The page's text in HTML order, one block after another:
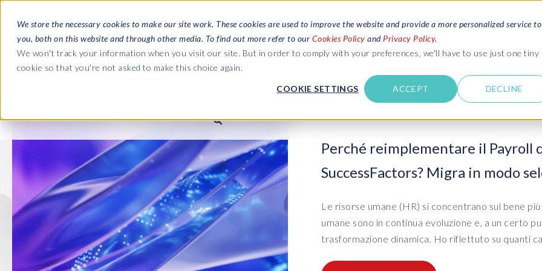
We store the necessary cookies to make our site work. These cookies are used to improve the website and provide a more personalized service to
you, both on this website and through other media. To find out more refer to our Cookies Policy and Privacy Policy.
We won't track your information when you visit our site. But in order to comply with your preferences, we'll have to use just one tiny
cookie so that you're not asked to make this choice again.
COOKIE SETTINGS ACCEPT DECLINE
SOLUZIONI
Buste Paga SAP HCM/HXM
Suite di produttività di EPI-USE
Labs
Query Manager
Query Manager Add-ons
Ambienti SAP e gestione dei
- System Builder/Shell Sync -
SERVIZI
SAP HCM/HXM Payroll
PRISM for HR & Payroll
Semplifica il monitoraggio
dell’integrazione HXM
Payroll reporting
Ambienti SAP e gestione dei
semplice upgrade
RICHIEDI UN PREVENTIVO RISORSE
Payroll to SAP SuccessFactors
SAP S/4HANA data and
landscape management
Road to SAP data privacy
compliance
Leggi le ultime novità su SAP SLO, SAP
Webinars
Accedi alle opinioni degli esperti con
webinar in diretta e on-demand
Risorse e download
Scarica e-books, guide e molto altro
A PROPOSITO DI EPI-USE LABS
L'azienda
Chi siamo
Our culture
Careers
Partners
Contattaci
Contattaci
Notizie e novità
Perché reimplementare il Payroll
SuccessFactors? Migra in modo
Le risorse umane (HR) si concentrano sul bene
umane sono in continua evoluzione e, a un certo
trasformazione dinamica. Ho riflettuto su quanti